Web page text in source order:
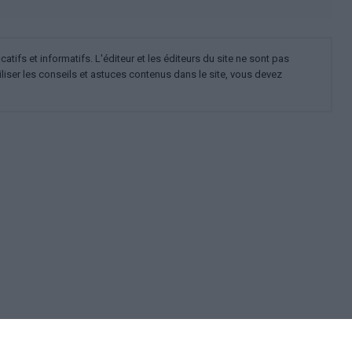
et informatifs. L'éditeur et les éditeurs du site ne sont pas
les conseils et astuces contenus dans le site, vous devez